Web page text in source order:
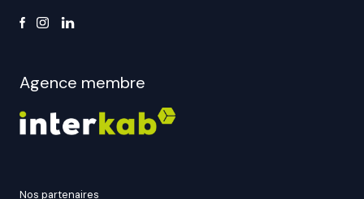
Agence membre
nos partenaires